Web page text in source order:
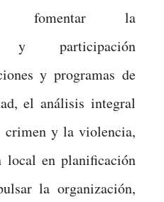
fomentar la
y participación
y programas de
el análisis integral
crimen y la violencia,
local en planificación
la organización,